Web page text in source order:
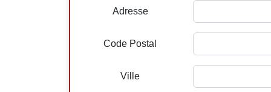
Adresse
Code Postal
Ville